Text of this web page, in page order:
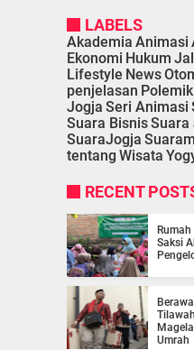
LABELS
Akademia Animasi
Ekonomi Hukum
Lifestyle News
penjelasan Polemik
Jogja Seri Animasi
Suara BisnisSuara
SuaraJogja
tentang Wisata
RECENT
Saksi
Umrah